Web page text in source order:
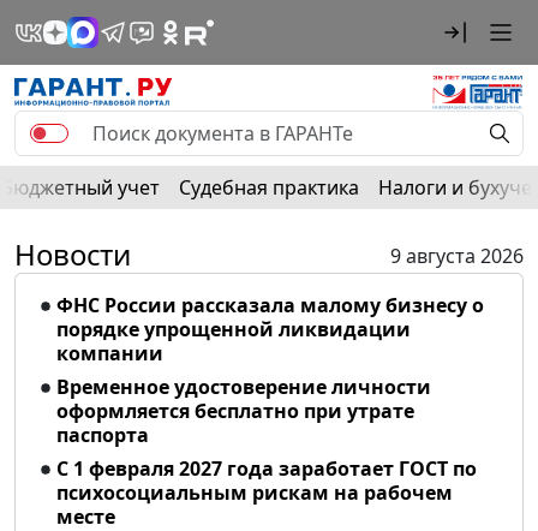
Бюджетный учет Судебная практика Налоги и
Новости
9 августа 2026
ФНС России рассказала малому бизнесу о
порядке упрощенной ликвидации
компании
Временное удостоверение личности
оформляется бесплатно при утрате
паспорта
С 1 февраля 2027 года заработает ГОСТ по
психосоциальным рискам на рабочем
месте